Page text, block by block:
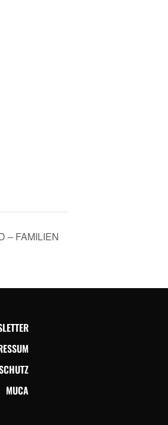
– FAMILIEN
MUCA